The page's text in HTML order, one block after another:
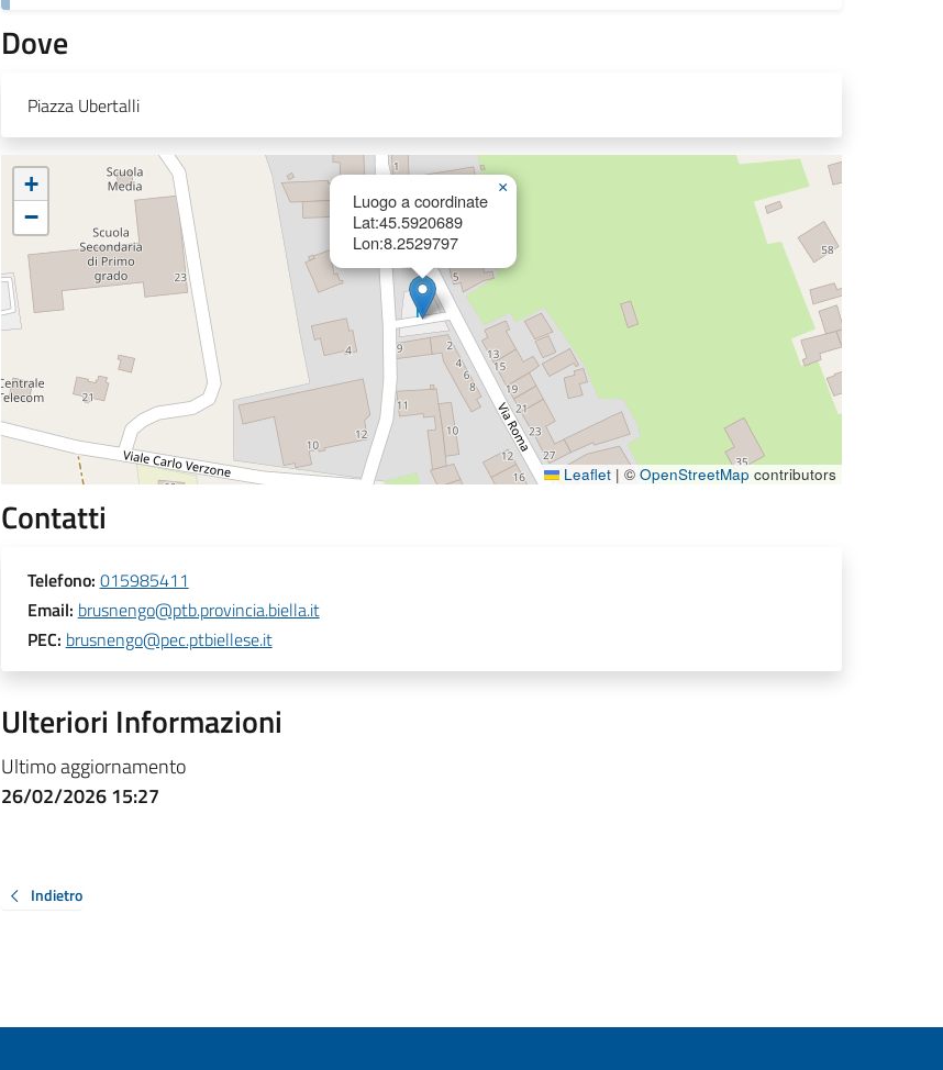
Dove
Piazza Ubertalli
Luogo a coordinate
Lat:45.5920689
Lon:8.2529797
×
+
−
Leaflet | © OpenStreetMap contributors
Contatti
Telefono: 015985411
Email: brusnengo@ptb.provincia.biella.it
PEC: brusnengo@pec.ptbiellese.it
Ulteriori Informazioni
Ultimo aggiornamento
26/02/2026 15:27
Indietro